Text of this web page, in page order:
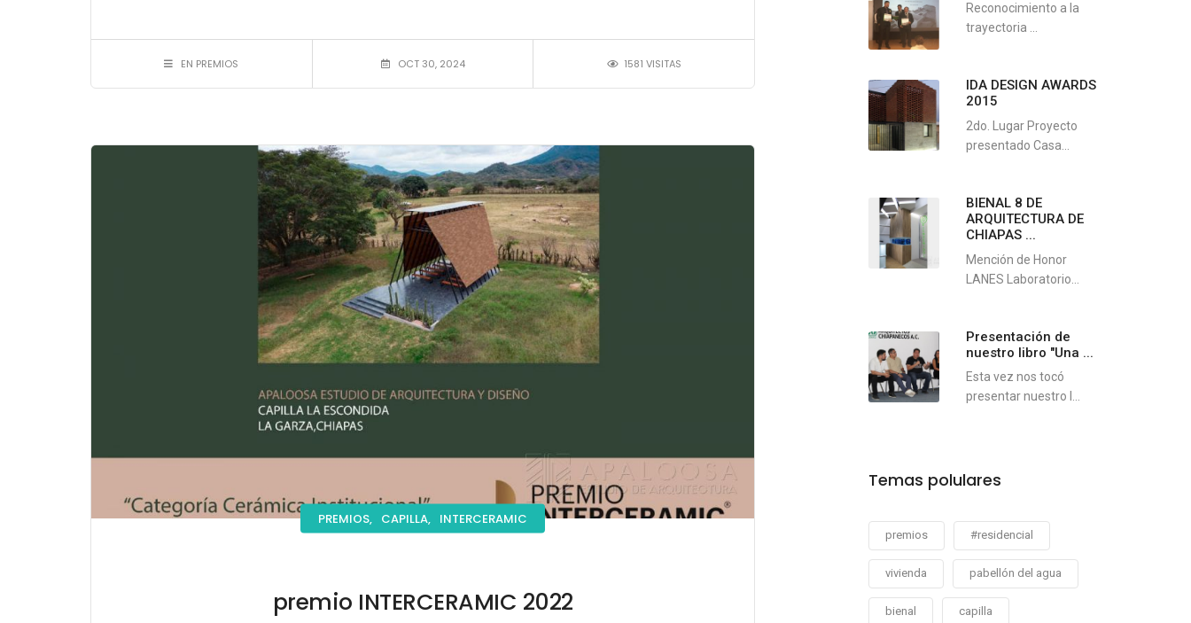
EN PREMIOS OCT 30, 2024 1581 VISITAS
PREMIOS, CAPILLA, INTERCERAMIC
premio INTERCERAMIC 2022
Reconocimiento a la
trayectoria ...
IDA DESIGN AWARDS
2015
2do. Lugar Proyecto
presentado Casa...
BIENAL 8 DE
ARQUITECTURA DE
CHIAPAS ...
Mención de Honor
LANES Laboratorio...
Presentación de
nuestro libro "Una ...
Esta vez nos tocó
presentar nuestro l...
Temas polulares
premios #residencial
vivienda pabellón del agua
bienal capilla